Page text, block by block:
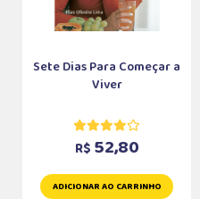
Sete Dias Para Começar a
Viver
R$ 52,80
ADICIONAR AO CARRINHO